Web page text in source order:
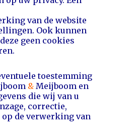
van de website
Ook kunnen
geen cookies
toestemming
& Meijboom en
die wij van u
correctie,
de verwerking van